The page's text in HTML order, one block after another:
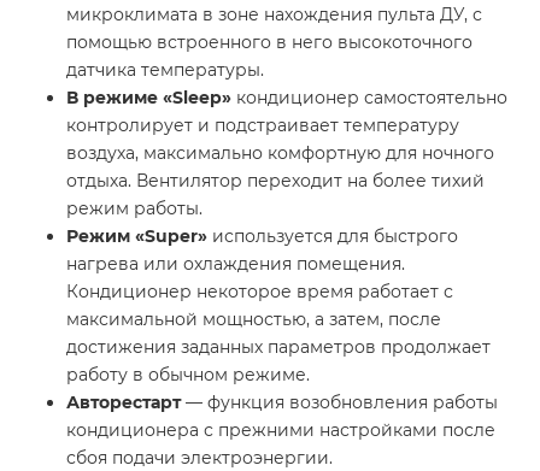
микроклимата в зоне нахождения пульта ДУ, с
помощью встроенного в него высокоточного
датчика температуры.
В режиме «Sleep» кондиционер самостоятельно
контролирует и подстраивает температуру
воздуха, максимально комфортную для ночного
отдыха. Вентилятор переходит на более тихий
режим работы.
Режим «Super» используется для быстрого
нагрева или охлаждения помещения.
Кондиционер некоторое время работает с
максимальной мощностью, а затем, после
достижения заданных параметров продолжает
работу в обычном режиме.
Авторестарт— функция возобновления работы
кондиционера с прежними настройками после
сбоя подачи электроэнергии.